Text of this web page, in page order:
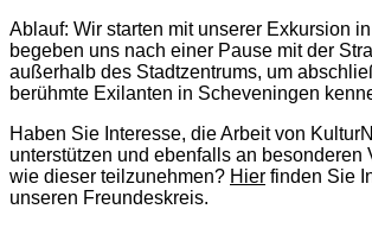
Ablauf: Wir starten mit unserer Exkursion
begeben uns nach einer Pause mit der
außerhalb des Stadtzentrums, um
berühmte Exilanten in Scheveningen
Haben Sie Interesse, die Arbeit von
unterstützen und ebenfalls an besonderen
wie dieser teilzunehmen? Hier finden Sie
unseren Freundeskreis.